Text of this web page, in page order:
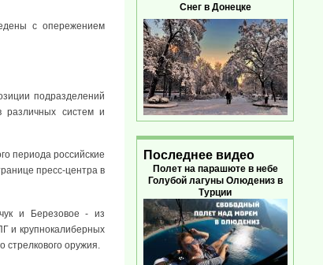
с опережением
подразделений
различных систем и
периода российские
пресс-центра в
и Березовое - из
и крупнокалиберных
оружия.
Снег в Донецке
Последнее видео
Полет на парашюте в небе
Голубой лагуны Олюдениз в
Турции